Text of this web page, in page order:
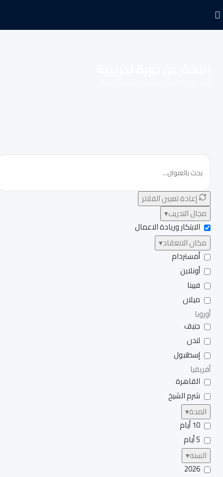
مجال التدريب▾
الابتكار وريادة الاعمال
مكان الانعقاد▾
أمستردام
أونلاين
فيينا
ميلان
أوروبا
جنيف
لندن
إسطنبول
أفريقيا
القاهرة
شرم الشيخ
المدة▾
10 أيام
5 أيام
السنه▾
2026